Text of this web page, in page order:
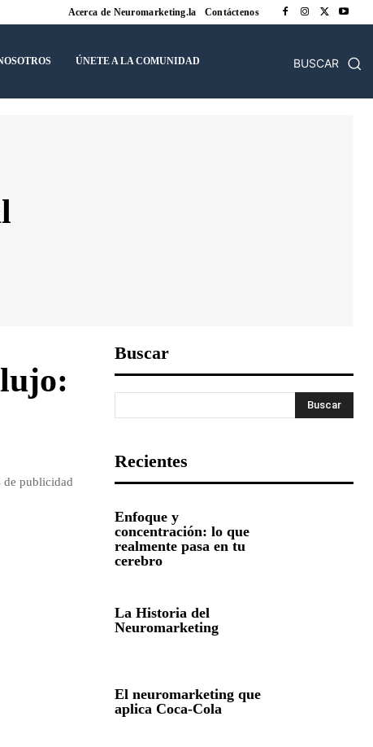
Acerca de Neuromarketing.la Contáctenos
ÚNETE A LA COMUNIDAD BUSCAR
de publicidad
Buscar
Buscar
Recientes
Enfoque y
concentración: lo que
realmente pasa en tu
cerebro
La Historia del
Neuromarketing
El neuromarketing que
aplica Coca-Cola